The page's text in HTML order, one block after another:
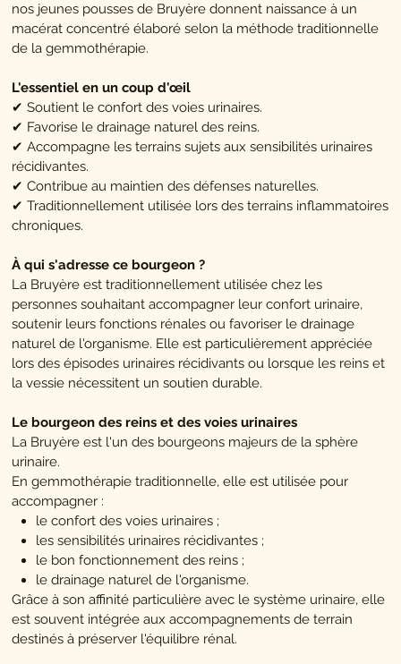
nos jeunes pousses de Bruyère donnent naissance à un
macérat concentré élaboré selon la méthode traditionnelle
de la gemmothérapie.
L'essentiel en un coup d'œil
✔ Soutient le confort des voies urinaires.
✔ Favorise le drainage naturel des reins.
✔ Accompagne les terrains sujets aux sensibilités urinaires
récidivantes.
✔ Contribue au maintien des défenses naturelles.
✔ Traditionnellement utilisée lors des terrains inflammatoires
chroniques.
À qui s'adresse ce bourgeon ?
La Bruyère est traditionnellement utilisée chez les
personnes souhaitant accompagner leur confort urinaire,
soutenir leurs fonctions rénales ou favoriser le drainage
naturel de l'organisme. Elle est particulièrement appréciée
lors des épisodes urinaires récidivants ou lorsque les reins et
la vessie nécessitent un soutien durable.
Le bourgeon des reins et des voies urinaires
La Bruyère est l'un des bourgeons majeurs de la sphère
urinaire.
En gemmothérapie traditionnelle, elle est utilisée pour
accompagner :
le confort des voies urinaires ;
les sensibilités urinaires récidivantes ;
le bon fonctionnement des reins ;
le drainage naturel de l'organisme.
Grâce à son affinité particulière avec le système urinaire, elle
est souvent intégrée aux accompagnements de terrain
destinés à préserver l'équilibre rénal.